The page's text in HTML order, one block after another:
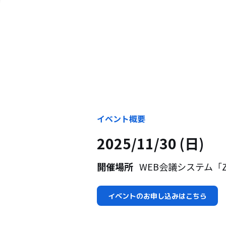
イベント概要
2025/11/30 (日)
開催場所 WEB会議システム
イベントのお申し込みはこちら